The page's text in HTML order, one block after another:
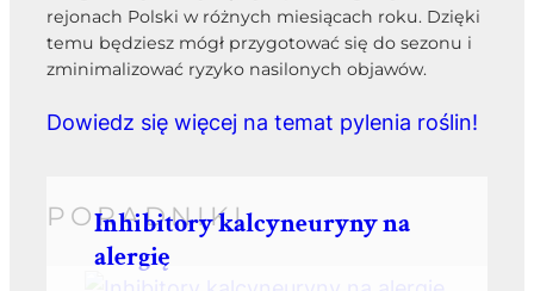
rejonach Polski w różnych miesiącach roku. Dzięki
temu będziesz mógł przygotować się do sezonu i
zminimalizować ryzyko nasilonych objawów.
Dowiedz się więcej na temat pylenia roślin!
PORADNIKI
Inhibitory kalcyneuryny na
alergię